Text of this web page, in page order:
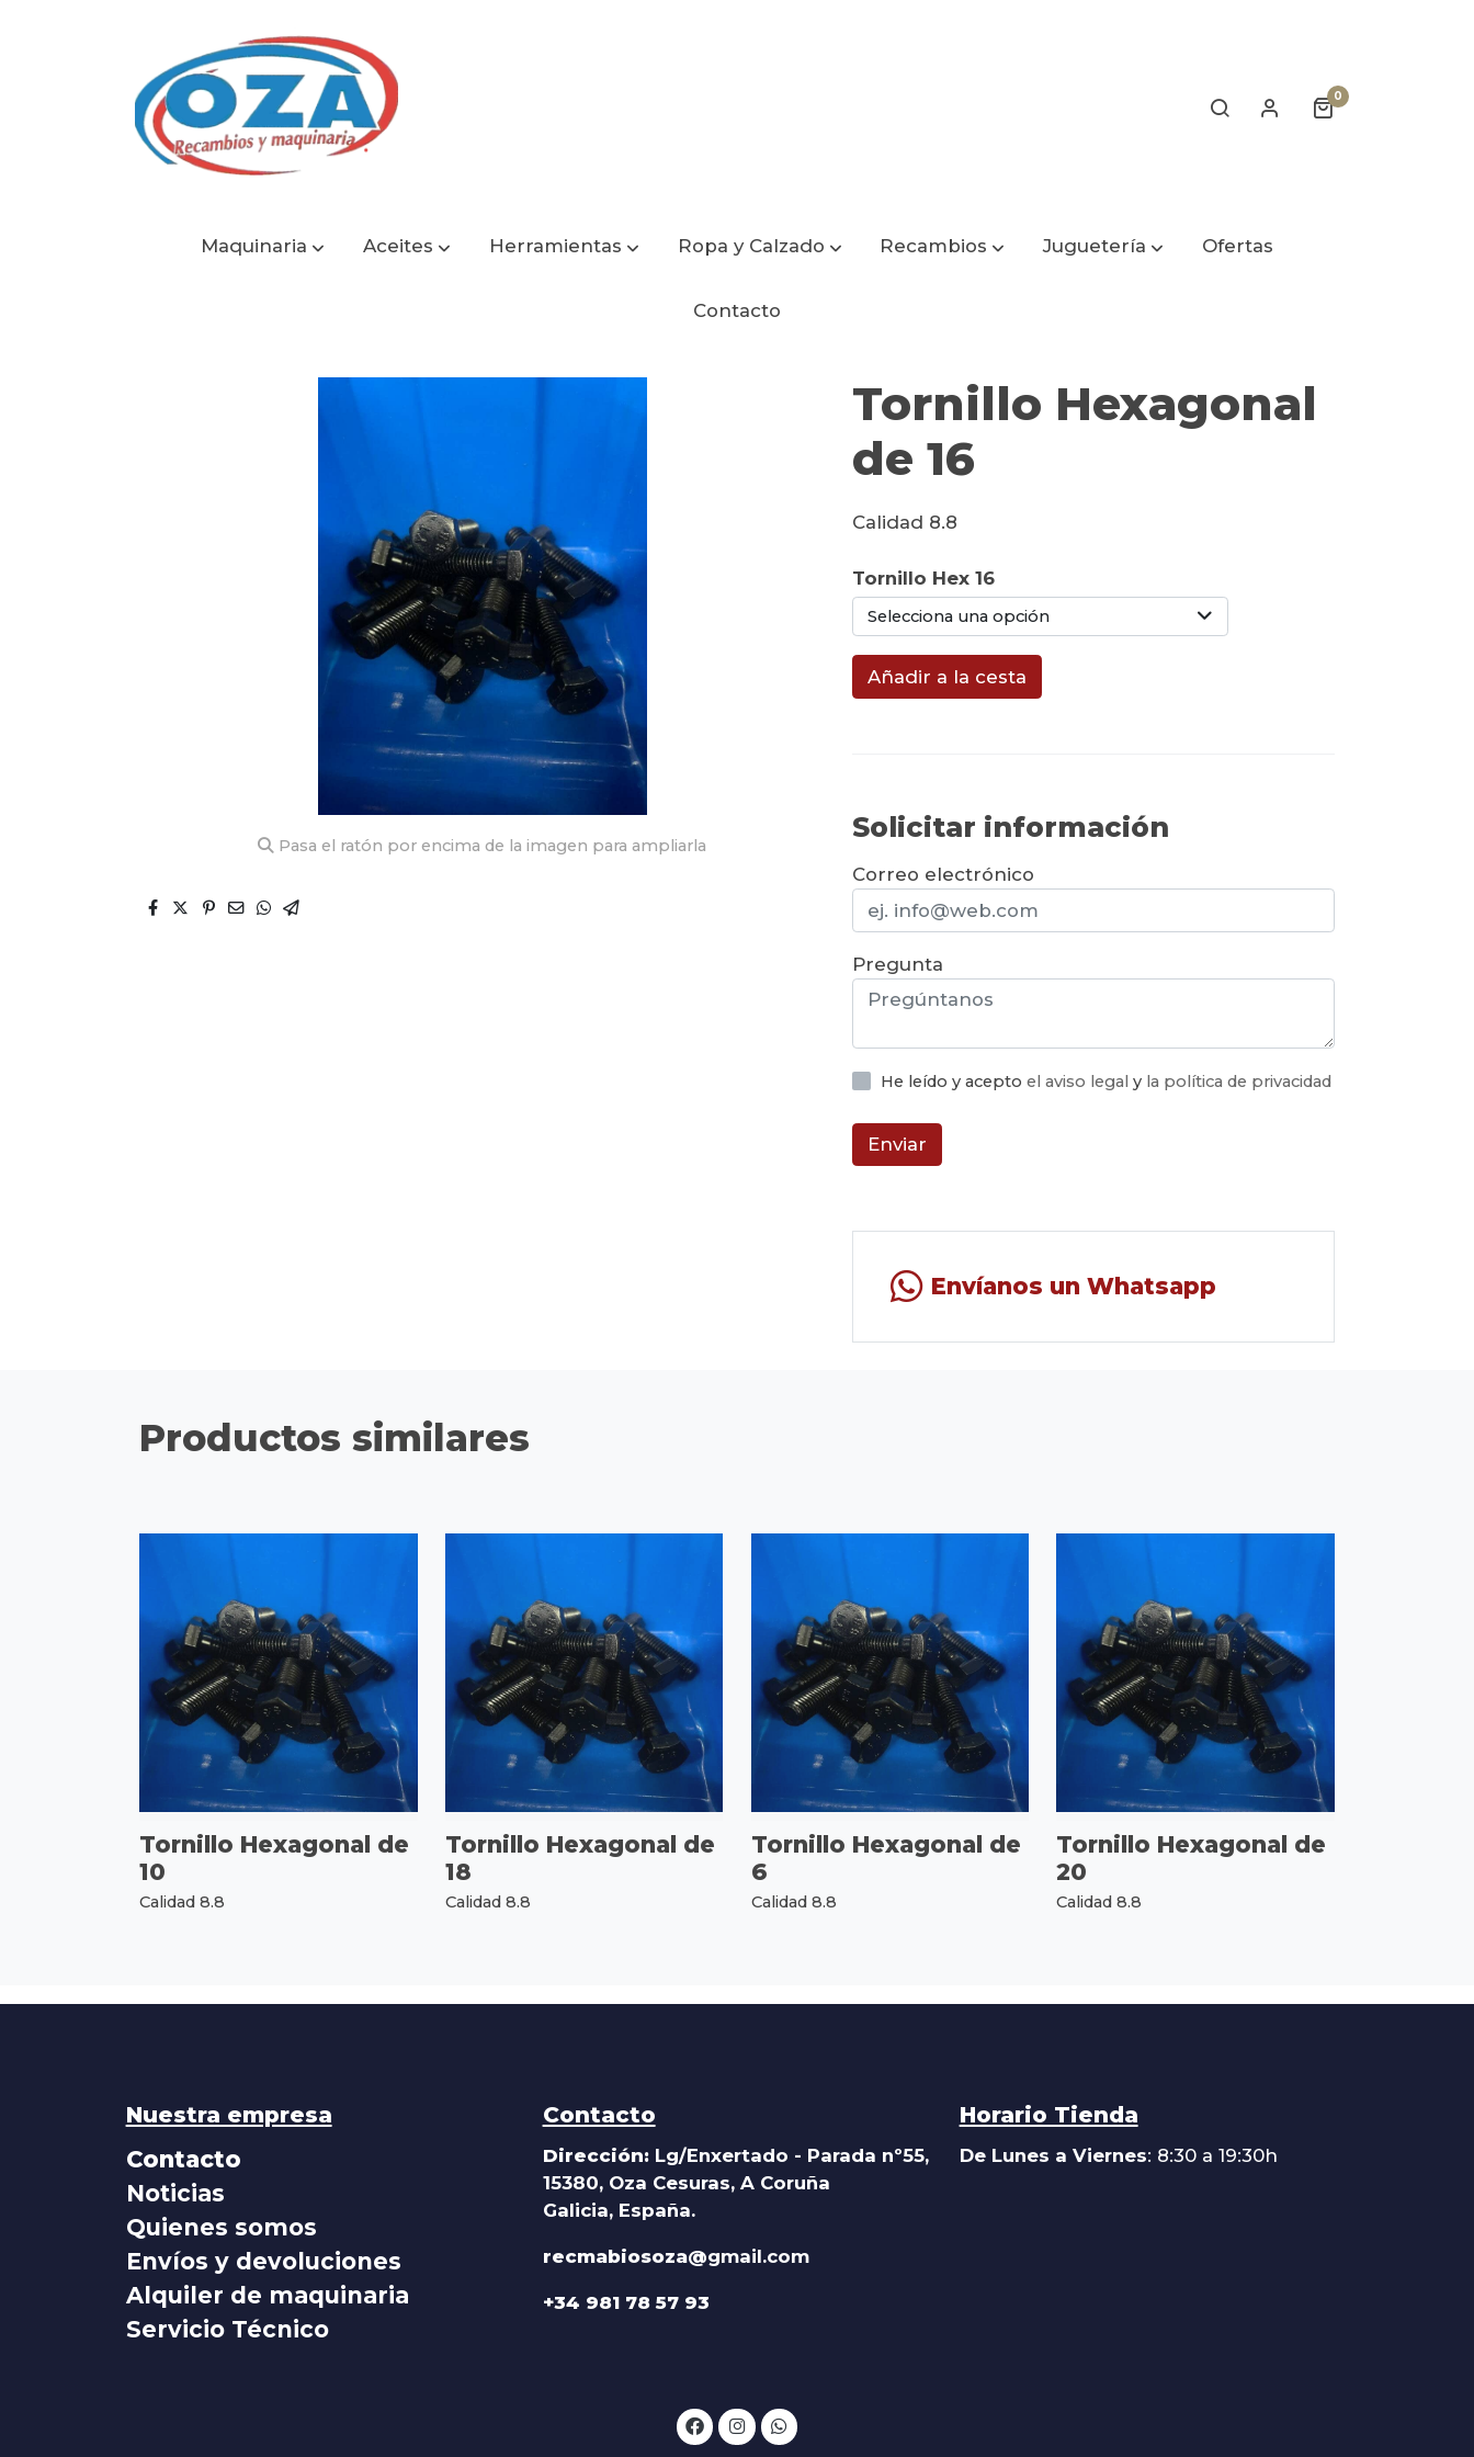
0
Maquinaria Aceites Herramientas Ropa y Calzado Recambios Juguetería Ofertas
Contacto
Pasa el ratón por encima de la imagen para ampliarla
Tornillo Hexagonal
de 16
Calidad 8.8
Tornillo Hex 16
Selecciona una opción
Añadir a la cesta
Solicitar información
Correo electrónico
Pregunta
He leído y acepto el aviso legal y la política de privacidad
Enviar
Envíanos un Whatsapp
Productos similares
Tornillo Hexagonal de
10
Calidad 8.8
Tornillo Hexagonal de
18
Calidad 8.8
Tornillo Hexagonal de
6
Calidad 8.8
Tornillo Hexagonal de
20
Calidad 8.8
Nuestra empresa
Contacto
Noticias
Quienes somos
Envíos y devoluciones
Alquiler de maquinaria
Servicio Técnico
Contacto
Dirección: Lg/Enxertado - Parada nº55,
15380, Oza Cesuras, A Coruña
Galicia, España.
recmabiosoza@gmail.com
+34 981 78 57 93
Horario Tienda
De Lunes a Viernes: 8:30 a 19:30h